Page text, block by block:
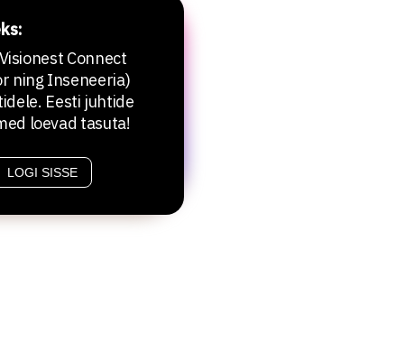
Connect
ning Inseneeria)
Eesti juhtide
loevad tasuta!
LOGI SISSE